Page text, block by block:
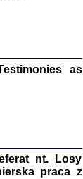
...
1944
as
nt. Losy
praca z